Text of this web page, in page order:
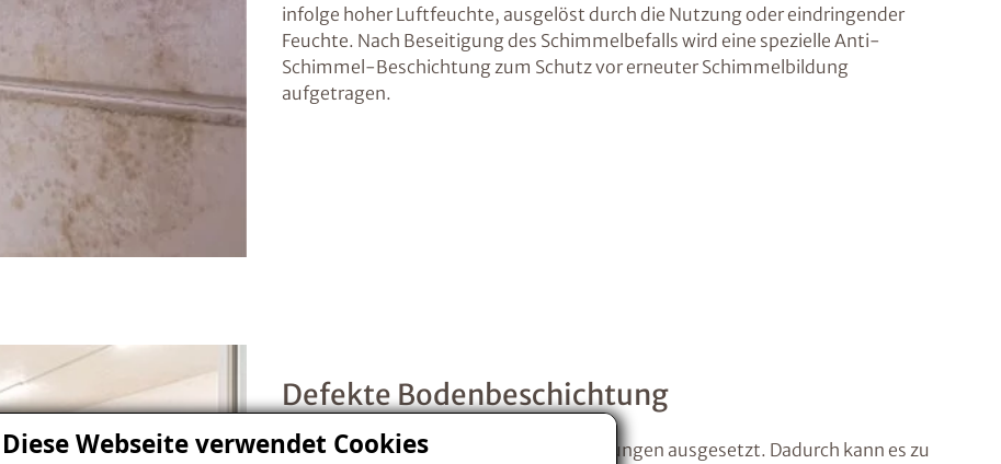
Diese Webseite verwendet Cookies
infolge hoher Luftfeuchte, ausgelöst durch die Nutzung oder eindringender
Feuchte. Nach Beseitigung des Schimmelbefalls wird eine spezielle Anti-
Schimmel-Beschichtung zum Schutz vor erneuter Schimmelbildung
aufgetragen.
Defekte Bodenbeschichtung
Garagenböden sind großen Beanspruchungen ausgesetzt. Dadurch kann es zu